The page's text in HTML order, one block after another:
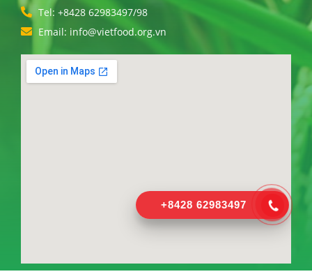
Tel: +8428 62983497/98
Email: info@vietfood.org.vn
+8428 62983497